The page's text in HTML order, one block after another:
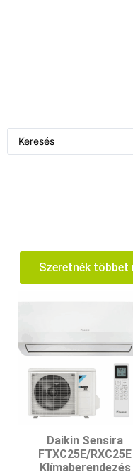
Szeretnék
Daikin Sensira
FTXC25E/RXC25E
Klímaberendezés